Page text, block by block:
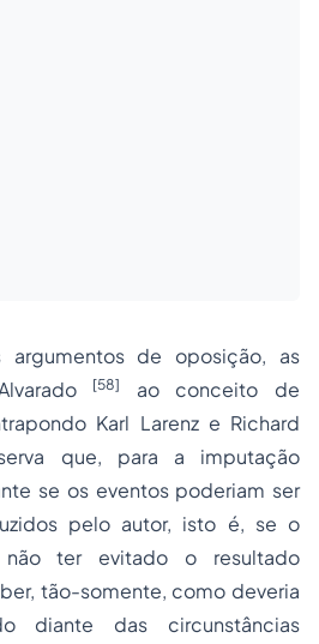
argumentos de oposição, as
[58]
ao conceito de
Karl Larenz e Richard
que, para a imputação
se os eventos poderiam ser
pelo autor, isto é, se o
ter evitado o resultado
tão-somente, como deveria
diante das circunstâncias